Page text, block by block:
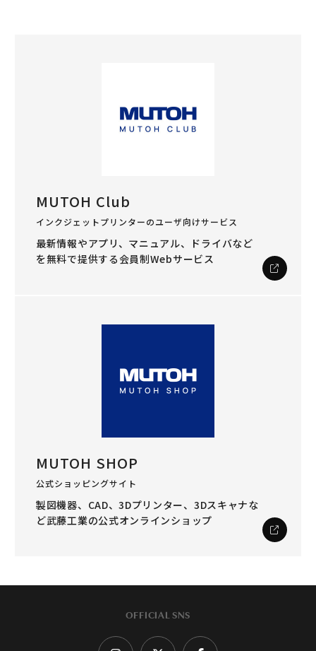
MUTOH Club
インクジェットプリンターのユーザ向けサービス
最新情報やアプリ、マニュアル、ドライバなど
を無料で提供する会員制Webサービス
MUTOH SHOP
公式ショッピングサイト
製図機器、CAD、3Dプリンター、3Dスキャナな
ど武藤工業の公式オンラインショップ
OFFICIAL SNS